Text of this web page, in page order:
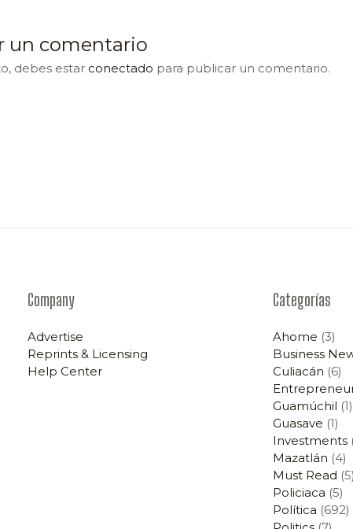
un comentario
debes estar conectado para publicar un comentario.
Company
Advertise
Reprints & Licensing
Help Center
Categorías
Ahome (3)
Business
Culiacán (6)
Guamúchil (1)
Guasave (1)
Investments
Mazatlán (4)
Must Read (5)
Policiaca (5)
Política (692)